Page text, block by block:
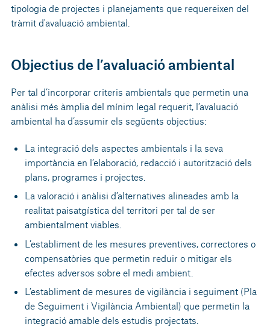
tipologia de projectes i planejaments que requereixen del
tràmit d'avaluació ambiental.
Objectius de l’avaluació ambiental
Per tal d’incorporar criteris ambientals que permetin una
anàlisi més àmplia del mínim legal requerit, l’avaluació
ambiental ha d’assumir els següents objectius:
La integració dels aspectes ambientals i la seva
importància en l’elaboració, redacció i autorització dels
plans, programes i projectes.
La valoració i anàlisi d’alternatives alineades amb la
realitat paisatgística del territori per tal de ser
ambientalment viables.
L’establiment de les mesures preventives, correctores o
compensatòries que permetin reduir o mitigar els
efectes adversos sobre el medi ambient.
L’establiment de mesures de vigilància i seguiment (Pla
de Seguiment i Vigilància Ambiental) que permetin la
integració amable dels estudis projectats.